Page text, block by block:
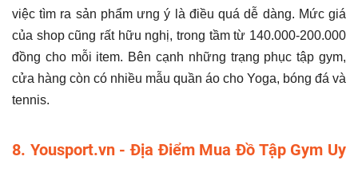
việc tìm ra sản phẩm ưng ý là điều quá dễ dàng. Mức giá
của shop cũng rất hữu nghị, trong tầm từ 140.000-200.000
đồng cho mỗi item. Bên cạnh những trạng phục tập gym,
cửa hàng còn có nhiều mẫu quần áo cho Yoga, bóng đá và
tennis.
8. Yousport.vn - Địa Điểm Mua Đồ Tập Gym Uy